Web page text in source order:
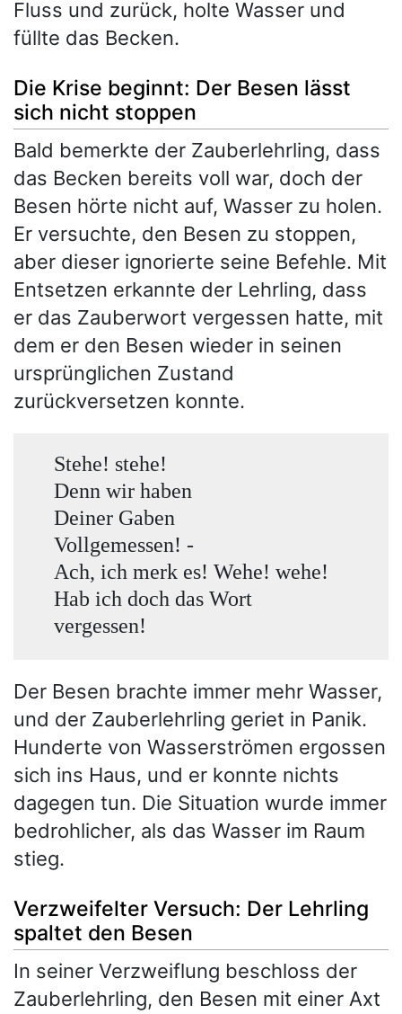
Fluss und zurück, holte Wasser und
füllte das Becken.
Die Krise beginnt: Der Besen lässt
sich nicht stoppen
Bald bemerkte der Zauberlehrling, dass
das Becken bereits voll war, doch der
Besen hörte nicht auf, Wasser zu holen.
Er versuchte, den Besen zu stoppen,
aber dieser ignorierte seine Befehle. Mit
Entsetzen erkannte der Lehrling, dass
er das Zauberwort vergessen hatte, mit
dem er den Besen wieder in seinen
ursprünglichen Zustand
zurückversetzen konnte.
Stehe! stehe!
Denn wir haben
Deiner Gaben
Vollgemessen! -
Ach, ich merk es! Wehe! wehe!
Hab ich doch das Wort
vergessen!
Der Besen brachte immer mehr Wasser,
und der Zauberlehrling geriet in Panik.
Hunderte von Wasserströmen ergossen
sich ins Haus, und er konnte nichts
dagegen tun. Die Situation wurde immer
bedrohlicher, als das Wasser im Raum
stieg.
Verzweifelter Versuch: Der Lehrling
spaltet den Besen
In seiner Verzweiflung beschloss der
Zauberlehrling, den Besen mit einer Axt